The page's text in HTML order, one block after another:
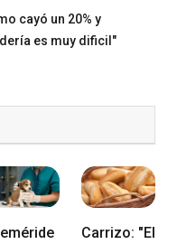
cayó un 20% y
es muy dificil"
Carrizo: "El